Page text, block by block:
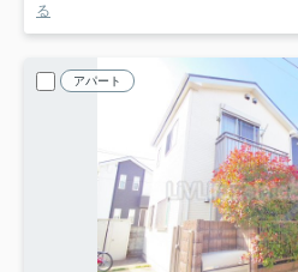
る
アパート